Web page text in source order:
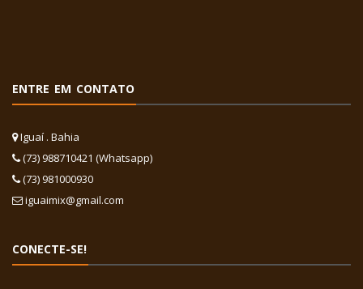
ENTRE EM CONTATO
Iguaí . Bahia
(73) 988710421 (Whatsapp)
(73) 981000930
iguaimix@gmail.com
CONECTE-SE!